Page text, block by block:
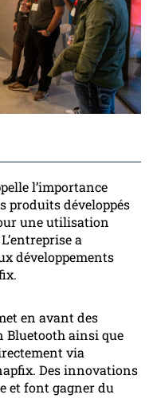
l’importance
produits développés
une utilisation
a
développements
en avant des
Bluetooth ainsi que
via
Des innovations
et font gagner du